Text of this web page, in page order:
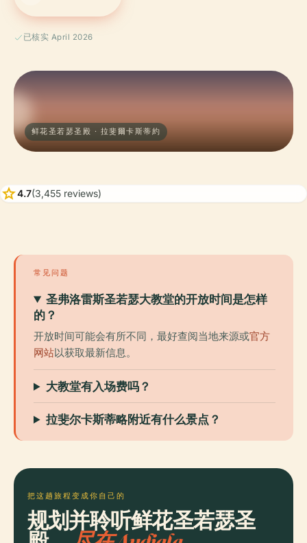
已核实 April 2026
鲜花圣若瑟圣殿 · 拉斐爾卡斯蒂約
star4.7(3,455 reviews)
常见问题
圣弗洛雷斯圣若瑟大教堂的开放时间是怎样
的？
开放时间可能会有所不同，最好查阅当地来源或官方
网站以获取最新信息。
大教堂有入场费吗？
拉斐尔卡斯蒂略附近有什么景点？
把这趟旅程变成你自己的
规划并聆听鲜花圣若瑟圣